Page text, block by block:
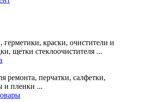
краски, очистители и
щетки стеклоочистителя ...
ремонта, перчатки, салфетки,
и пленки ...